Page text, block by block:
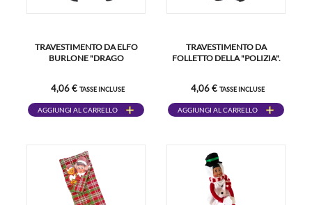
TRAVESTIMENTO DA ELFO
BURLONE "DRAGO
4,06 € TASSE INCLUSE
AGGIUNGI AL CARRELLO
TRAVESTIMENTO DA
FOLLETTO DELLA "POLIZIA".
4,06 € TASSE INCLUSE
AGGIUNGI AL CARRELLO